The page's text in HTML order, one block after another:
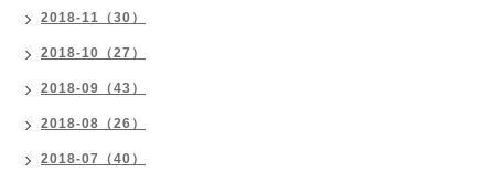
2018-11（30）
2018-10（27）
2018-09（43）
2018-08（26）
2018-07（40）